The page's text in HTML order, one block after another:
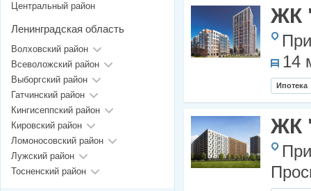
ЖК
14
Ипотека
ЖК
Центральный район
Ленинградская область
Волховский район
Всеволожский район
Выборгский район
Гатчинский район
Кингисеппский район
Кировский район
Ломоносовский район
Лужский район
Тосненский район